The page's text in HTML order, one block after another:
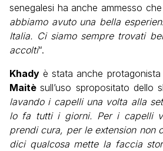
senegalesi ha anche ammesso che
abbiamo avuto una bella
Italia. Ci siamo sempre trovati
accolti“.
Khady è stata anche
Maitèsull’uso spropositato dello
lavando i capelli una volta alla
lo fa tutti i giorni. Per i capelli
prendi cura, per le extension non
dici qualcosa mette la faccia